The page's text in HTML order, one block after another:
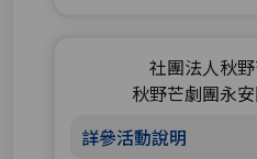
社團法人秋
秋野芒劇團永
詳參活動說明